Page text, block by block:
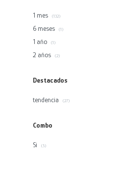
1 mes (132)
6 meses (1)
1 año (1)
2 años (2)
Destacados
tendencia (27)
Combo
Si (5)